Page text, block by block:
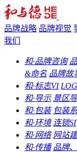
品牌战略 品牌视觉
我们
和·品牌咨询
&命名 品牌故
和·标志VI
和·导示 景区
和·包装 包装
和·环境 连锁SI
和·网络 网站
和·传播 品牌